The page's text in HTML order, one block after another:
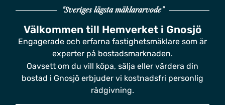
"Sveriges lägsta mäklararvode"
Välkommen till Hemverket i Gnosjö
Engagerade och erfarna fastighetsmäklare som är
experter på bostadsmarknaden.
Oavsett om du vill köpa, sälja eller värdera din
bostad i Gnosjö erbjuder vi kostnadsfri personlig
rådgivning.